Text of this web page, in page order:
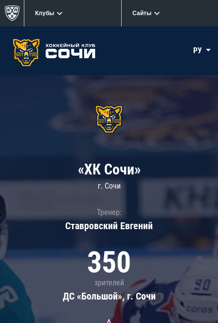
Клубы Сайты
РУ
«ХК Сочи»
г. Сочи
Тренер:
Ставровский Евгений
350
зрителей
ДС «Большой», г. Сочи